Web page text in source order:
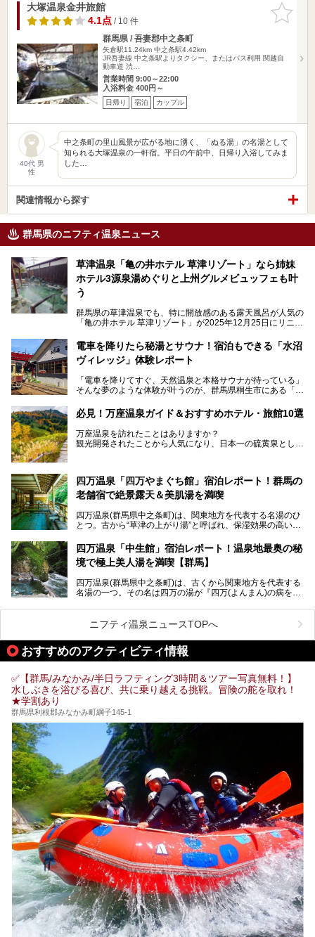
お気に入
りに追加
大塚温泉金井旅館
4.1点/ 10 件
群馬県 / 吾妻郡中之条町
矢倉駅11.24km 中之条駅4.42km
JR吾妻線 中之条駅よりタクシー、またはバス利用 関越自
動車道 渋…
営業時間 9:00～22:00
入浴料金 400円～
日帰り 宿泊 カップル
40代 男
性
中之条町の里山風景が広がる地に湧く、「ぬる湯」の名湯として
知られる大塚温泉の一軒宿。平日の午前中、日帰り入浴してみま
した…
関連情報から探す
群馬県のニフティ温泉ニュース
草津温泉「亀の井ホテル 草津リゾート」なら姉妹
ホテル3源泉湯めぐりと上州グルメビュッフェも叶
う
群馬県の草津温泉でも、特に開放感のある露天風呂が人気の
「亀の井ホテル 草津リゾート」が2025年12月25日にリニュ
ロビーや客室が綺麗になって、上州グルメにこだわったビュ
ッフェも人気！アクセスはシャトルバスで楽々、さらに草津
温泉にある姉妹ホテルの「草津温泉 大東舘」「亀の井ホテ
今回はそんな「亀の井ホテル 草津リゾート」を徹底レポー
───
提供元：アイコニア・ホスピタリティ株式会社【PR】
この記事は亀の井ホテル 草津リゾートのPR記事です。
電車を降りたら秘湯とサウナ！宿泊もできる「水沼
ヴィレッジ」体験レポート
「電車を降りてすぐ、天然温泉と本格サウナが待っている」
そんな夢のような体験が叶うのが、群馬県桐生市にある「駅
日帰り温泉の「水沼の湯」と宿泊もできる「サウナの森」、
２つのエリアがあります。
今回は、その中でも特にユニークな駅直結の「水沼の湯」の
魅力に焦点を当て、温泉好き、サウナー、そして電車旅好き
必見！万座温泉ガイド＆おすすめホテル・旅館10選
万座温泉を訪れたことはありますか？
観光開発されたことから人気になり、日本一の硫黄泉として
も多いかもしれません。
そこで筆者である私が実際に行ってみました！万座温泉の楽
しみ方や周辺の観光地を解説します。
また、日帰り入浴できる温泉から混浴可能な温泉まで、おす
すめの入浴施設もご紹介します！
四万温泉「四万やまぐち館」宿泊レポート！群馬の
老舗宿で絶景露天＆美肌湯を満喫
四万温泉(群馬県中之条町)は、関東地方を代表する名湯のひ
とつ。古から“草津の上がり湯”と呼ばれ、保湿効果の高い美
「四万やまぐち館」は、この地を代表する旅館の一つ。日帰
り入浴も可能ですが、やはり宿泊してじっくり楽しむのがベ
肌湯をはじめ、館内の魅力をたっぷりとご紹介します！
四万温泉「中生館」宿泊レポート！温泉地最奥の秘
境で極上美人湯を満喫【群馬】
四万温泉(群馬県中之条町)は、古くから関東地方を代表する
名湯の一つ。その名は四万の湯が『四万(よんまん)の病を癒
観光客で賑わう人気温泉地です。
「中生館」は四万温泉最奥に位置し、秘境感漂う老舗宿。泉
質の良さ(特に美人湯効果)に定評があり、知る人ぞ知る穴場
的存在です。今回は筆者自ら宿泊し、自慢の温泉をはじめ食
事・客室・共有スペースなど、宿の全貌を徹底紹介します。
ニフティ温泉ニュースTOPへ
おすすめのアクティビティ情報
✅【群馬/みなかみ/半日ラフティング3時間＆ツアー写真無料！】
水しぶきを浴びる喜び、共に乗り越える挑戦。冒険の舵を取れ！
★学割あり
群馬県利根郡みなかみ町綱子145-1